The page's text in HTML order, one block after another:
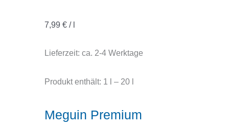
7,99 €/
Lieferzeit: ca. 2-4 Werktage
Produkt enthält: 1 – 20
Meguin Premium